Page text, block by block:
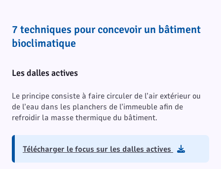
7 techniques pour concevoir un bâtiment
bioclimatique
Les dalles actives
Le principe consiste à faire circuler de l’air extérieur ou
de l’eau dans les planchers de l’immeuble afin de
refroidir la masse thermique du bâtiment.
Télécharger le focus sur les dalles actives